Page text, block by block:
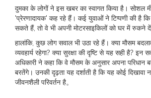
दुमका के लोगों ने इस खबर का स्वागत किया है। सोशल
'प्रेरणादायक' कह रहे हैं। कई युवाओं ने टिप्पणी की है
सकते हैं, तो वे भी अपनी मोटरसाइकिलों को घर में रुकने
हालांकि, कुछ लोग सवाल भी उठा रहे हैं। क्या मौसम
व्यवहार्य रहेगा? क्या सुरक्षा की दृष्टि से यह सही है? इन
अधिकारी ने कहा कि वे मौसम के अनुसार अपना परिधान
बरतेंगे। उनकी दृढ़ता यह दर्शाती है कि यह कोई दिखावा
जीवनशैली परिवर्तन है。